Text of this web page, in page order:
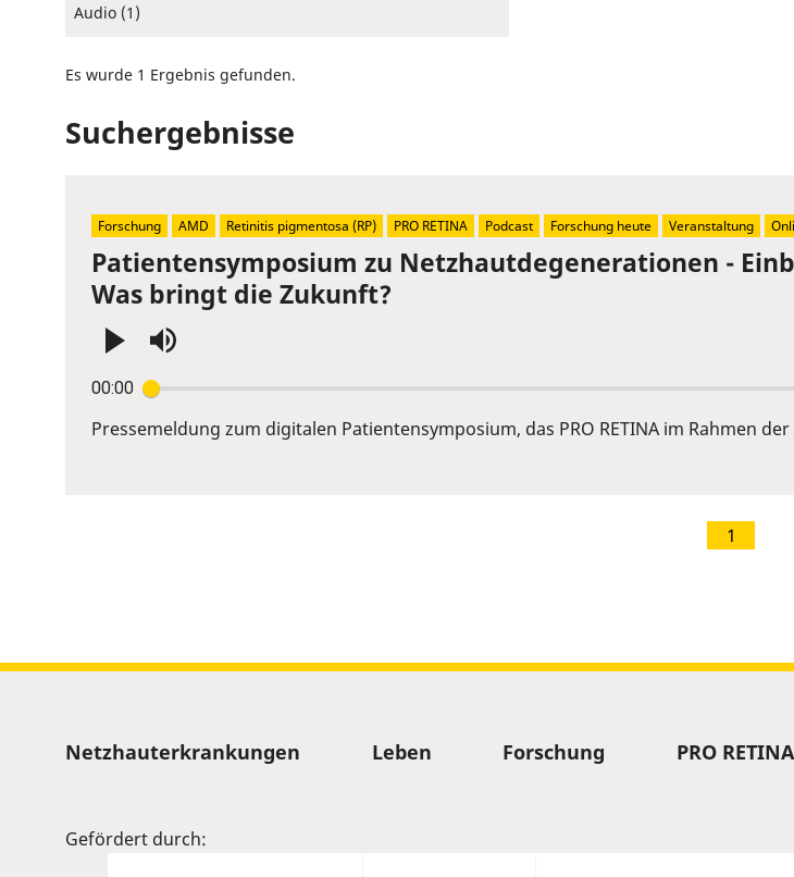
Audio (1)
Es wurde 1 Ergebnis gefunden.
Suchergebnisse
Patientensymposium zu Netzhautdegenerationen -
Was bringt die Zukunft?
00:00
Enter
or
Pressemeldung zum digitalen Patientensymposium, das PRO RETINA im Rahmen
Forschung AMD Retinitis pigmentosa (RP) PRO RETINA Podcast Forschung heute Veranstaltung
1
Sitemap
Netzhauterkrankungen Leben Forschung PRO RETINA
Gefördert durch: